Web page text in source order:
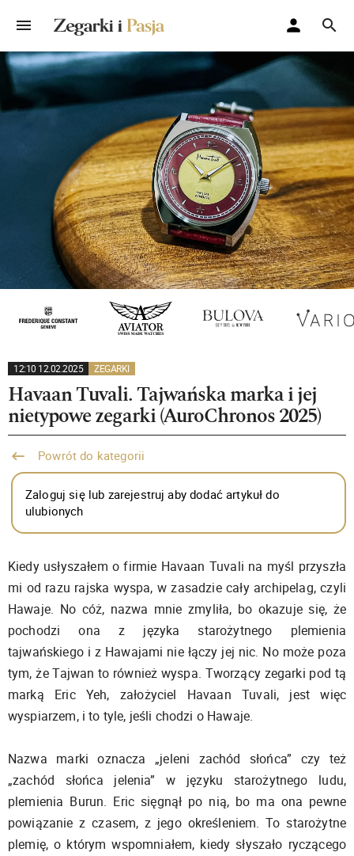
12:10 12.02.2025 ZEGARKI
Havaan Tuvali. Tajwańska marka i jej
nietypowe zegarki (AuroChronos 2025)
Powrót do kategorii
Zaloguj się lub zarejestruj aby dodać artykuł do
ulubionych
Kiedy usłyszałem o firmie Havaan Tuvali na myśl przyszła
mi od razu rajska wyspa, w zasadzie cały archipelag, czyli
Hawaje. No cóż, nazwa mnie zmyliła, bo okazuje się, że
pochodzi ona z języka starożytnego plemienia
tajwańskiego i z Hawajami nie łączy jej nic. No może poza
tym, że Tajwan to również wyspa. Tworzący zegarki pod tą
marką Eric Yeh, założyciel Havaan Tuvali, jest więc
wyspiarzem, i to tyle, jeśli chodzi o Hawaje.
Nazwa marki oznacza „jeleni zachód słońca” czy też
„zachód słońca jelenia” w języku starożytnego ludu,
plemienia Burun. Eric sięgnął po nią, bo ma ona pewne
powiązanie z czasem, z jego określeniem. To starożytne
plemię, o którym wspomniałem, kiedy słyszało ryczącego